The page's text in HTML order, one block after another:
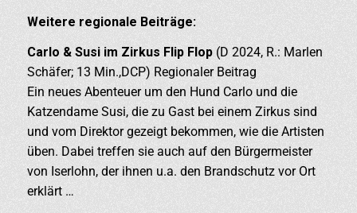
Weitere regionale Beiträge:
Carlo & Susi im Zirkus Flip Flop(D 2024, R.: Marlen
Schäfer; 13 Min.,DCP) Regionaler Beitrag
Ein neues Abenteuer um den Hund Carlo und die
Katzendame Susi, die zu Gast bei einem Zirkus sind
und vom Direktor gezeigt bekommen, wie die Artisten
üben. Dabei treffen sie auch auf den Bürgermeister
von Iserlohn, der ihnen u.a. den Brandschutz vor Ort
erklärt …